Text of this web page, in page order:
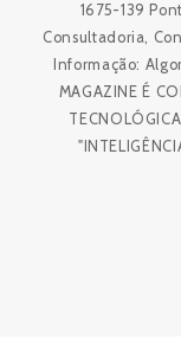
1675-139
Consultadoria,
Informação:
MAGAZINE É